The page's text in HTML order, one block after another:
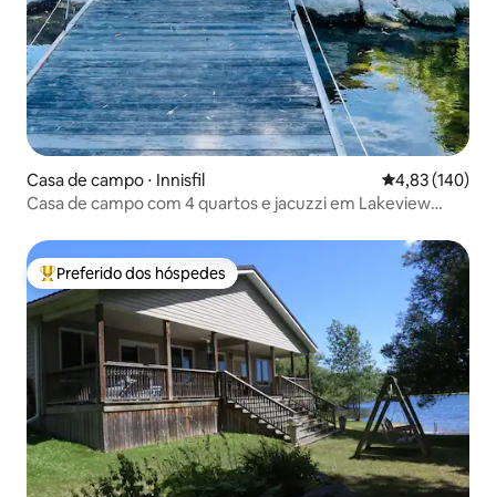
Casa de campo ⋅ Innisfil 4,83 de uma
4,83 (140)
Casa de campo com 4 quartos e jacuzzi em Lakeview
Entre os melhores preferidos dos hóspedes
Preferido dos hóspedes